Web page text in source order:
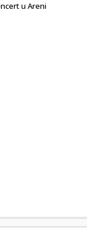
u Areni